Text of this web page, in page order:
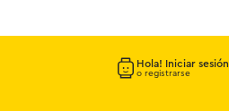
Hola! Iniciar sesión